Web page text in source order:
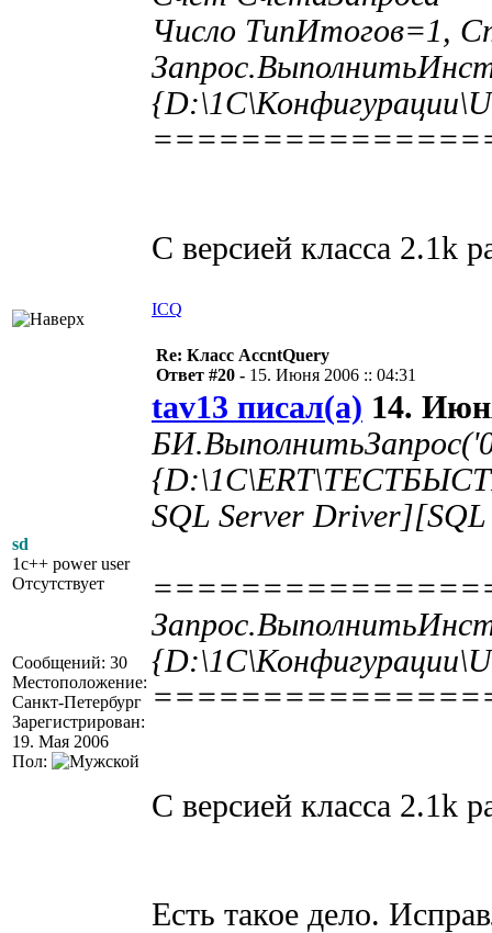
Число ТипИтогов=1,
С версией класса 2.1k
ICQ
sd
1c++ power user
Отсутствует
Сообщений: 30
Местоположение:
Санкт-Петербург
Зарегистрирован:
19. Мая 2006
Пол:
Re: Класс AccntQuery
Ответ #20 - 15. Июня 2006 :: 04:31
tav13 писал(а) 14.
SQL Server
С версией класса 2.1k
Есть такое дело.